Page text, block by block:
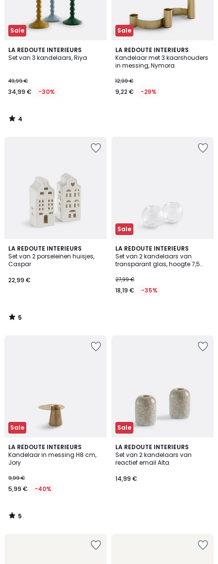
Sale
LA REDOUTE INTERIEURS
Set van 3 kandelaars, Riya
49,99 €
34,99 € -30%
4
/
4
/
Sale
LA REDOUTE INTERIEURS
Kandelaar met 3 kaarshouders
in messing, Nymora
12,99 €
9,22 € -29%
LA REDOUTE INTERIEURS
Set van 2 porseleinen huisjes,
Caspar
22,99 €
5
/
5
5
/
Sale
LA REDOUTE INTERIEURS
Set van 2 kandelaars van
transparant glas, hoogte 7,5
27,99 €
18,19 € -35%
Sale
LA REDOUTE INTERIEURS
Kandelaar in messing H8 cm,
Jory
9,99 €
5,99 € -40%
5
/
5
5
/
Sale
LA REDOUTE INTERIEURS
Set van 2 kandelaars van
reactief email Alta
14,99 €